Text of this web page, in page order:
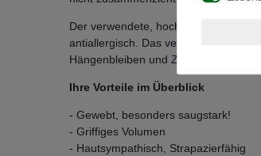
Der verwendete, hochwertige
antiallergisch. Das verarbeitete,
Hängenbleiben und Ziehen von
Ihre Vorteile im Überblick
- Gewebt, besonders saugstark!
- Griffiges Volumen
- Hautsympathisch, Strapazierfähig